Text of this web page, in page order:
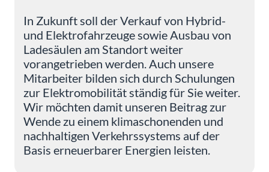
In Zukunft soll der Verkauf von Hybrid-
und Elektrofahrzeuge sowie Ausbau von
Ladesäulen am Standort weiter
vorangetrieben werden. Auch unsere
Mitarbeiter bilden sich durch Schulungen
zur Elektromobilität ständig für Sie weiter.
Wir möchten damit unseren Beitrag zur
Wende zu einem klimaschonenden und
nachhaltigen Verkehrssystems auf der
Basis erneuerbarer Energien leisten.